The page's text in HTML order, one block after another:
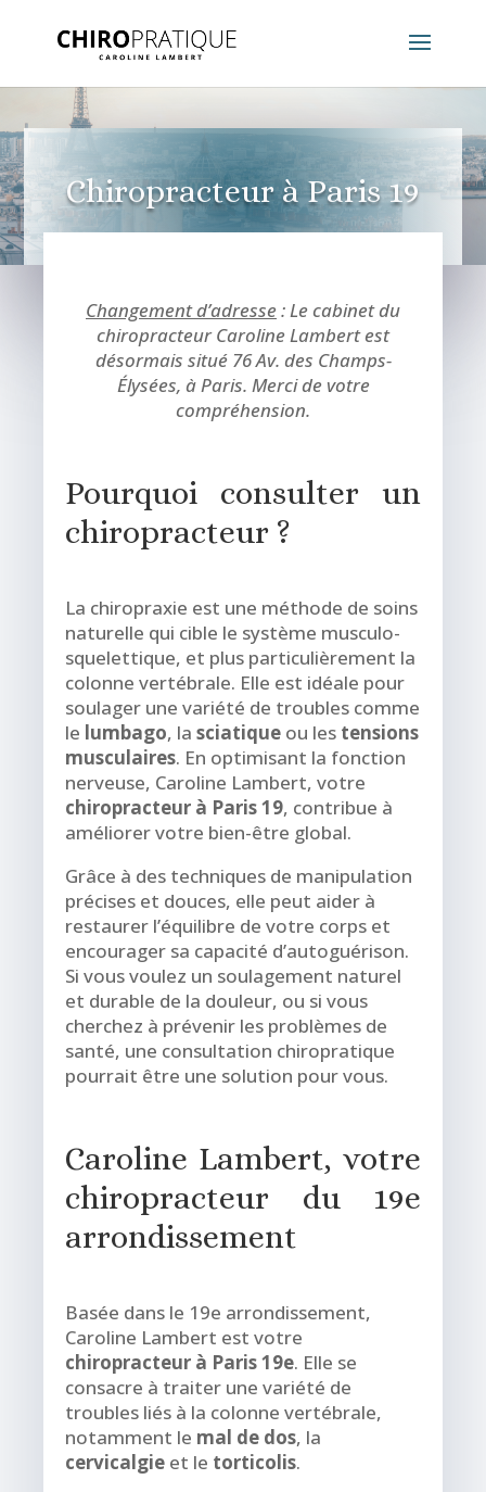
Chiropracteur à Paris 19
Changement d’adresse: Le cabinet du
chiropracteur Caroline Lambert est
désormais situé 76 Av. des Champs-
Élysées, à Paris. Merci de votre
compréhension.
Pourquoi consulter un
chiropracteur ?
La chiropraxie est une méthode de soins
naturelle qui cible le système musculo-
squelettique, et plus particulièrement la
colonne vertébrale. Elle est idéale pour
soulager une variété de troubles comme
le lumbago, lasciatique ou les tensions
musculaires. En optimisant la fonction
nerveuse, Caroline Lambert, votre
chiropracteur à Paris 19, contribue à
améliorer votre bien-être global.
Grâce à des techniques de manipulation
précises et douces, elle peut aider à
restaurer l’équilibre de votre corps et
encourager sa capacité d’autoguérison.
Si vous voulez un soulagement naturel
et durable de la douleur, ou si vous
cherchez à prévenir les problèmes de
santé, une consultation chiropratique
pourrait être une solution pour vous.
Caroline Lambert, votre
chiropracteur du 19e
arrondissement
Basée dans le 19e arrondissement,
Caroline Lambert est votre
chiropracteur à Paris 19e. Elle se
consacre à traiter une variété de
troubles liés à la colonne vertébrale,
notamment le mal de dos, la
cervicalgie et le torticolis.